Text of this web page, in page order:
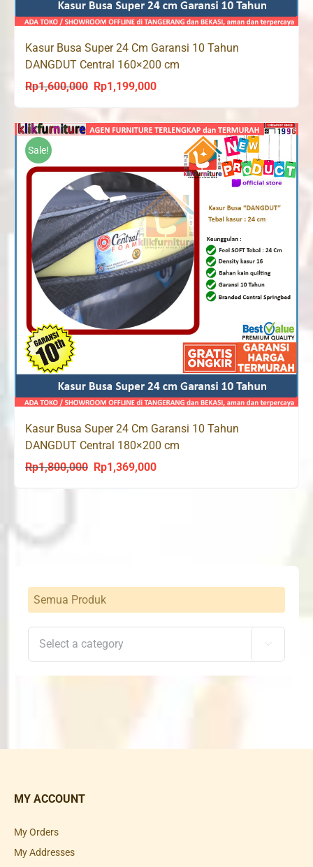
Kasur Busa Super 24 Cm Garansi 10 Tahun
DANGDUT Central 160×200 cm
Rp1,600,000
Original
was:
Rp1,199,000Current
is:
Rp1,199,000.
Sale!
Kasur Busa Super 24 Cm Garansi 10 Tahun
DANGDUT Central 180×200 cm
Rp1,800,000
Original
Rp1,369,000Current
Semua Produk

MY ACCOUNT
My Orders
My Addresses